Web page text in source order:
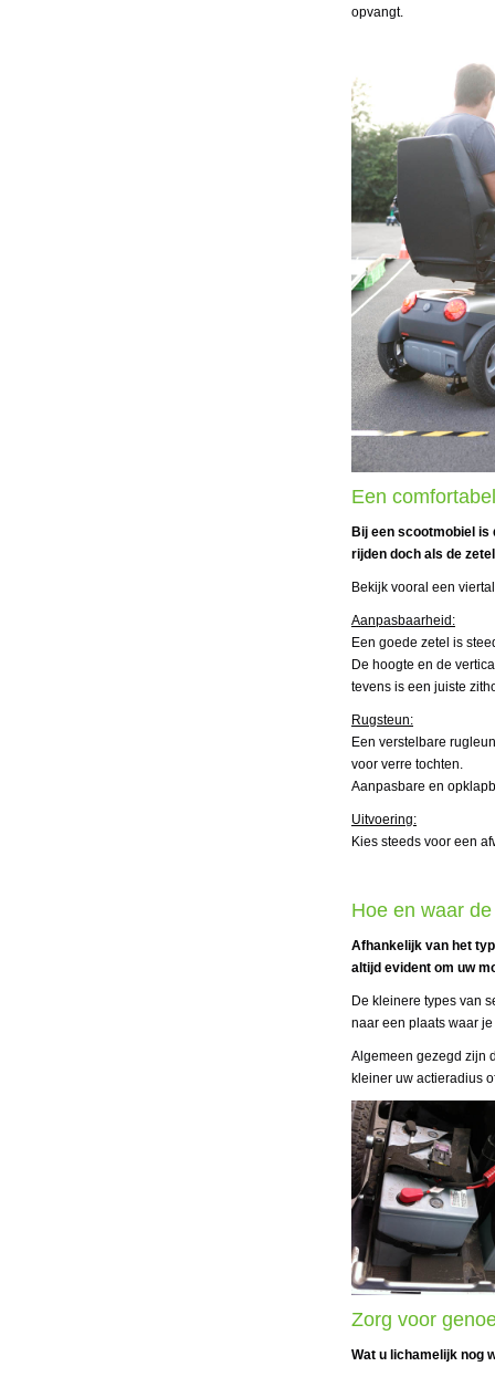
opvangt.
Een
Bij een scootmobiel
rijden doch als de
Bekijk vooral een
Aanpasbaarheid:
Een goede zetel is
De hoogte en de
tevens is een juiste
Rugsteun:
Een verstelbare
voor verre tochten.
Aanpasbare en
Uitvoering:
Kies steeds voor een
Hoe en waar
Afhankelijk van het
altijd evident om uw
De kleinere types van
naar een plaats waar
Algemeen gezegd zijn
kleiner uw actieradius
Zorg voor
Wat u lichamelijk nog